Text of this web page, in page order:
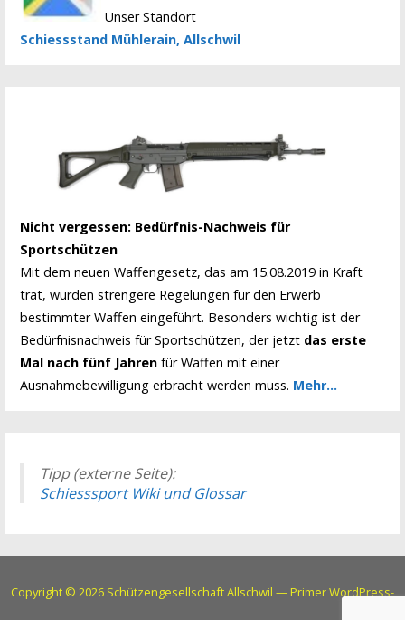
Unser Standort
Schiessstand Mühlerain, Allschwil
Nicht vergessen: Bedürfnis-Nachweis für
Sportschützen
Mit dem neuen Waffengesetz, das am 15.08.2019 in Kraft
trat, wurden strengere Regelungen für den Erwerb
bestimmter Waffen eingeführt. Besonders wichtig ist der
Bedürfnisnachweis für Sportschützen, der jetzt das erste
Mal nach fünf Jahren für Waffen mit einer
Ausnahmebewilligung erbracht werden muss. Mehr...
Tipp (externe Seite):
Schiesssport Wiki und Glossar
Copyright © 2026 Schützengesellschaft Allschwil — Primer WordPress-